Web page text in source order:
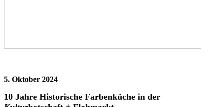
5. Oktober 2024
10 Jahre Historische Farbenküche in der